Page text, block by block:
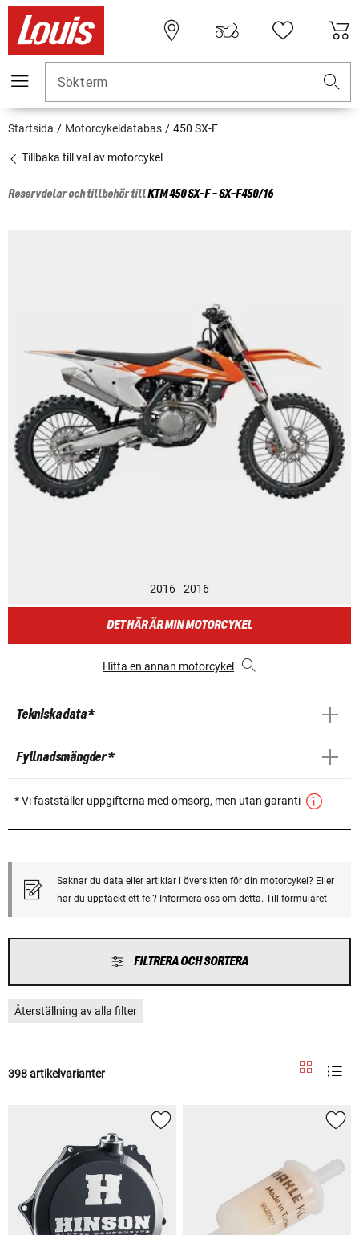
Sökterm
Startsida Motorcykeldatabas 450 SX-F
Tillbaka till val av motorcykel
Reservdelar och tillbehör tillKTM450 SX-F - SX-F450/16
2016 - 2016
DET HÄR ÄR MIN MOTORCYKEL
Hitta en annan motorcykel
Tekniska data *
Fyllnadsmängder *
* Vi fastställer uppgifterna med omsorg, men utan garanti
Saknar du data eller artiklar i översikten för din motorcykel? Eller
har du upptäckt ett fel? Informera oss om detta. Till formuläret
FILTRERA OCH SORTERA
Återställning av alla filter
398 artikelvarianter